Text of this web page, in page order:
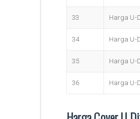
33 Harga U-
34 Harga U-
35 Harga U-
36 Harga U-